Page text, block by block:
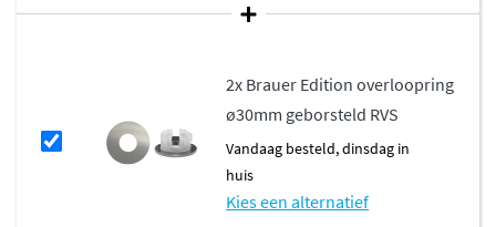
2x Brauer Edition overloopring
ø30mm geborsteld RVS
vandaag besteld, dinsdag in
huis
Kies een alternatief